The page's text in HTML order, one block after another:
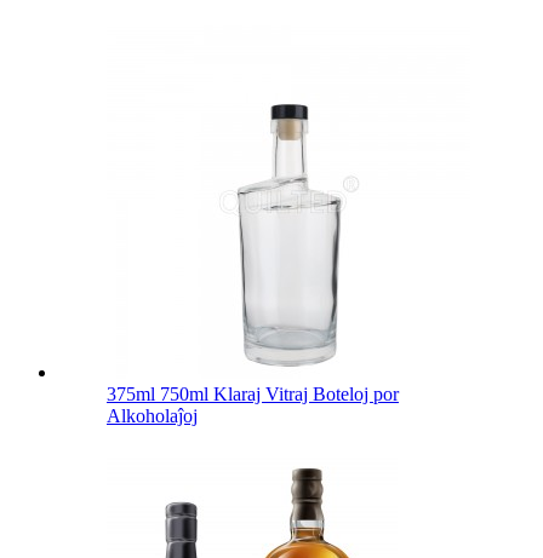
375ml 750ml Klaraj Vitraj Boteloj por
Alkoholaĵoj